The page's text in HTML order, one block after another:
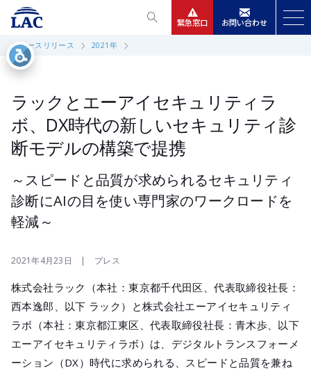
緊急窓口 お問い合わせ
ニュースリリース
会社情報
IR情報
メールマガ
公式SNS
ニュースリリース 2021年
ラックとエーアイセキュリティラ
ボ、DX時代の新しいセキュリティ診
断モデルの構築で提携
～スピードと品質が求められるセキュリティ
診断にAIの目を使い専門家のワークロードを
軽減～
2021年4月23日 | プレス
株式会社ラック（本社：東京都千代田区、代表取締役社長：
西本逸郎、以下 ラック）と株式会社エーアイセキュリティ
ラボ（本社：東京都江東区、代表取締役社長：青木歩、以下
エーアイセキュリティラボ）は、デジタルトランスフォーメ
ーション（DX）時代に求められる、スピードと品質を兼ね